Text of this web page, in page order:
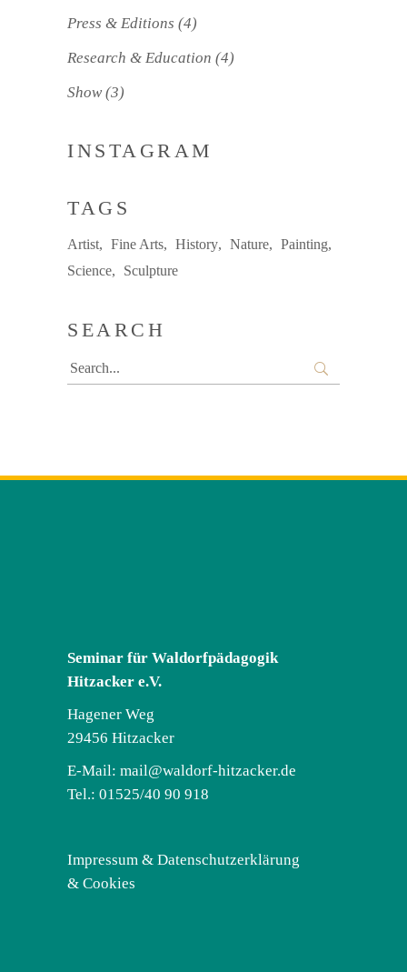
Press & Editions (4)
Research & Education (4)
Show (3)
INSTAGRAM
TAGS
Artist Fine Arts History Nature
Painting
Science
Sculpture
SEARCH
Search
for:
Seminar für Waldorfpädagogik
Hitzacker e.V.
Hagener Weg
29456 Hitzacker
E-Mail: mail@waldorf-hitzacker.de
Tel.: 01525/40 90 918
Impressum & Datenschutzerklärung
& Cookies